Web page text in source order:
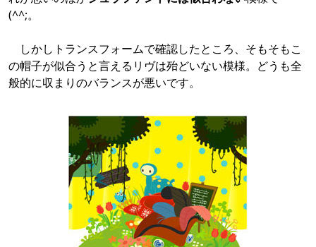
(^^;。
しかしトランスフォームで確認したところ、そもそもこ
の帽子が似合うと言えるリヴは殆どいない模様。どうも全
般的に収まりのバランスが悪いです。